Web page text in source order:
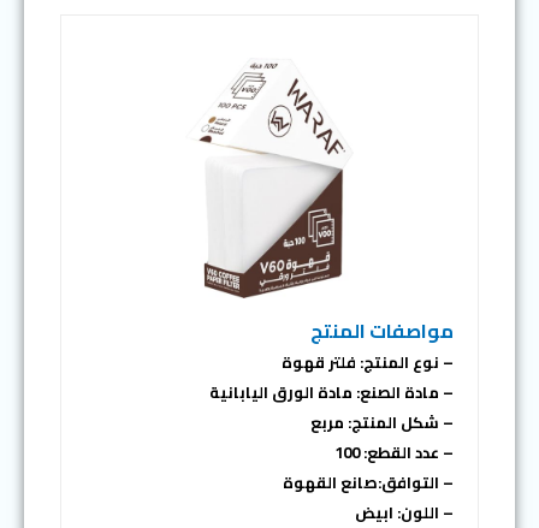
مواصفات المنتج
– نوع المنتج: فلتر قهوة
– مادة الصنع: مادة الورق اليابانية
– شكل المنتج: مربع
– عدد القطع: 100
– التوافق:صانع القهوة
– اللون: ابيض